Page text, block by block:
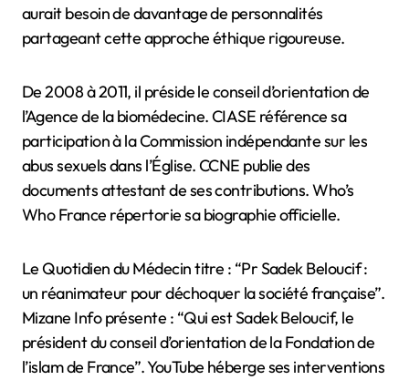
aurait besoin de davantage de personnalités
partageant cette approche éthique rigoureuse.
De 2008 à 2011, il préside le conseil d’orientation de
l’Agence de la biomédecine. CIASE référence sa
participation à la Commission indépendante sur les
abus sexuels dans l’Église. CCNE publie des
documents attestant de ses contributions. Who’s
Who France répertorie sa biographie officielle.
Le Quotidien du Médecin titre : “Pr Sadek Beloucif :
un réanimateur pour déchoquer la société française”.
Mizane Info présente : “Qui est Sadek Beloucif, le
président du conseil d’orientation de la Fondation de
l’islam de France”. YouTube héberge ses interventions